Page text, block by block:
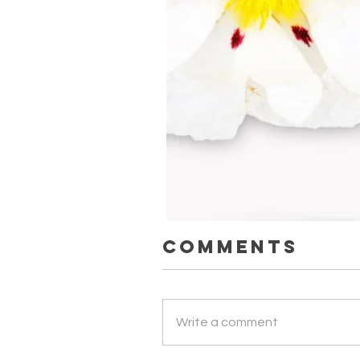
Comments
Write a comment